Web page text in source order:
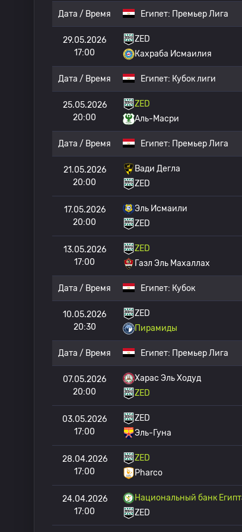
Дата / Время Египет: Премьер Лига
29.05.2026
17:00
ZED
Кахраба Исмаилия
Дата / Время Египет: Кубок лиги
25.05.2026
20:00
ZED
Аль-Масри
Дата / Время Египет: Премьер Лига
21.05.2026
20:00
Вади Дегла
ZED
17.05.2026
20:00
Эль Исмаили
ZED
13.05.2026
17:00
ZED
Газл Эль Махаллах
Дата / Время Египет: Кубок
10.05.2026
20:30
ZED
Пирамиды
Дата / Время Египет: Премьер Лига
07.05.2026
20:00
Харас Эль Ходуд
ZED
03.05.2026
17:00
ZED
Эль-Гуна
28.04.2026
17:00
ZED
Pharco
24.04.2026
17:00
Национальный банк
ZED